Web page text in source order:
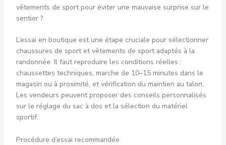
vêtements de sport pour éviter une mauvaise surprise sur le
sentier ?
L’essai en boutique est une étape cruciale pour sélectionner
chaussures de sport et vêtements de sport adaptés à la
randonnée. Il faut reproduire les conditions réelles :
chaussettes techniques, marche de 10–15 minutes dans le
magasin ou à proximité, et vérification du maintien au talon.
Les vendeurs peuvent proposer des conseils personnalisés
sur le réglage du sac à dos et la sélection du matériel
sportif.
Procédure d’essai recommandée